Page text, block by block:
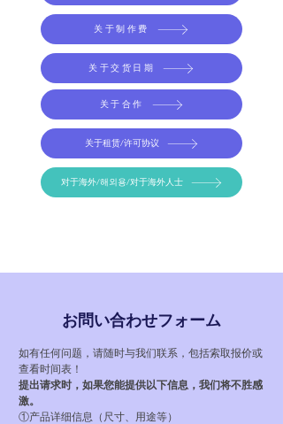
关于制作费
关于交货日期
关于合作
关于租赁/许可协议
对于海外/해외용/对于海外人士
お問い合わせフォーム
如有任何问题，请随时与我们联系，包括索取报价或
查看时间表！
提出请求时， 如果您能提供以下信息，我们将不胜感
激。
①产品详细信息（尺寸、用途等）